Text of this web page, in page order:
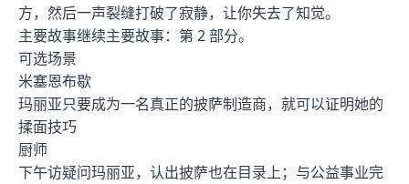
方，然后一声裂缝打破了寂静，让你失去了知觉。
主要故事继续主要故事：第 2 部分。
可选场景
米塞恩布歇
玛丽亚只要成为一名真正的披萨制造商，就可以证明她的
揉面技巧
厨师
下午访疑问玛丽亚，认出披萨也在目录上；与公益事业完